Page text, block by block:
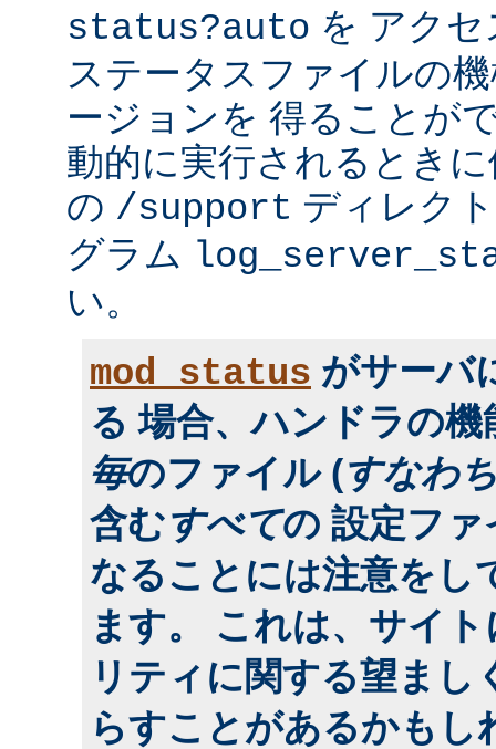
status?auto を アク
ステータスファイルの
ージョンを 得ることが
動的に実行されるとき
の /support ディレク
グラム
い。
mod_status がサーバ
る 場合、ハンドラの
毎のファイル (すなわ
含むすべての 設定フ
なることには注意をし
ます。 これは、サイ
リティに関する望まし
らすことがあるかもし